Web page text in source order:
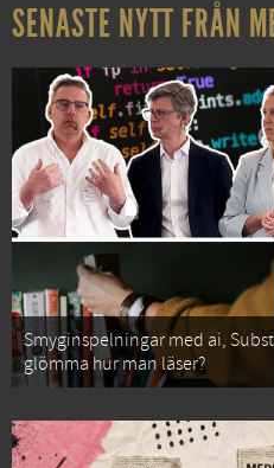
SENASTE NYTT FRÅN
Smyginspelningar med ai,
glömma hur man läser?